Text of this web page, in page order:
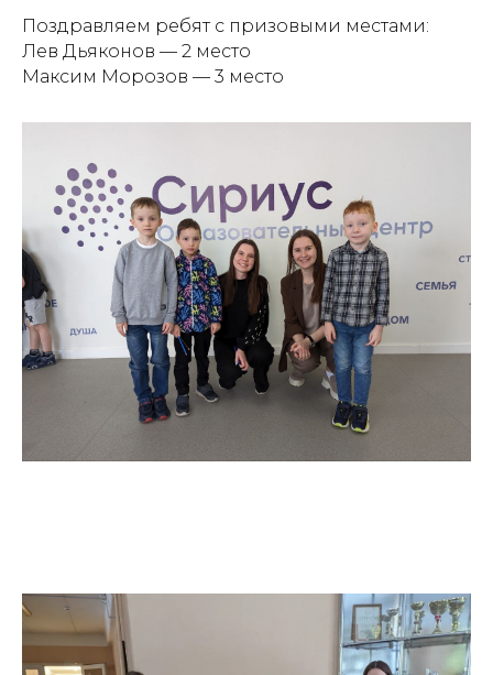
Поздравляем ребят с призовыми местами:
Лев Дьяконов — 2 место
Максим Морозов — 3 место